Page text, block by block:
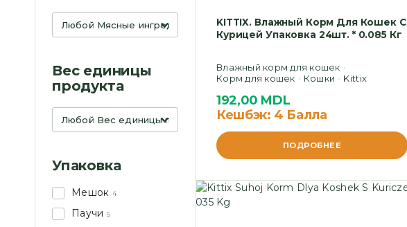
Вес единицы
продукта
Упаковка
Мешок 4
Паучи 5
KITTIX. Влажный Корм Для Кошек С
Курицей Упаковка 24шт. * 0.085 Кг
Влажный корм для кошек
Корм для кошек
Кошки Kittix
192,00 MDL
Кешбэк: 4 Балла
ПОДРОБНЕЕ